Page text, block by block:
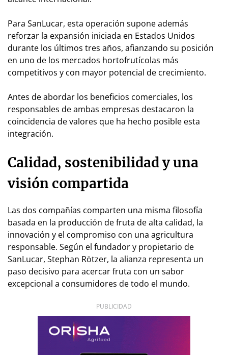
Para SanLucar, esta operación supone además
reforzar la expansión iniciada en Estados Unidos
durante los últimos tres años, afianzando su posición
en uno de los mercados hortofrutícolas más
competitivos y con mayor potencial de crecimiento.
Antes de abordar los beneficios comerciales, los
responsables de ambas empresas destacaron la
coincidencia de valores que ha hecho posible esta
integración.
Calidad, sostenibilidad y una
visión compartida
Las dos compañías comparten una misma filosofía
basada en la producción de fruta de alta calidad, la
innovación y el compromiso con una agricultura
responsable. Según el fundador y propietario de
SanLucar, Stephan Rötzer, la alianza representa un
paso decisivo para acercar fruta con un sabor
excepcional a consumidores de todo el mundo.
PUBLICIDAD